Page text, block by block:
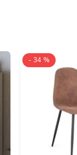
- 34 %